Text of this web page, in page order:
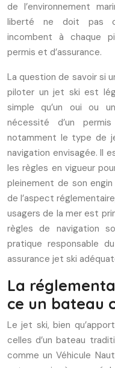
de l’environnement
liberté ne doit pas
incombent à chaque
permis et d’assurance.
La question de savoir si
piloter un jet ski est
simple qu’un oui ou
nécessité d’un
notamment le type de
navigation envisagée. Il
les règles en vigueur
pleinement de son
de l’aspect
usagers de la mer est
règles de navigation
pratique responsable
assurance jet ski
La
ce un bateau
Le jet ski, bien
celles d’un bateau
comme un Véhicule